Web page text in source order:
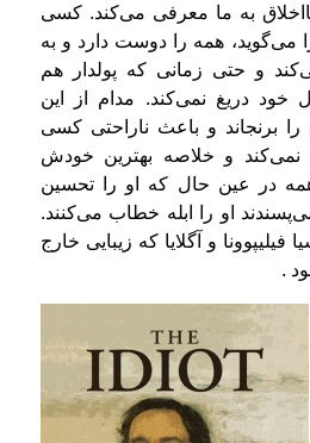
به ما معرفی می‌کند. کسی
همه را دوست دارد و به
و حتی زمانی که پولدار هم
دریغ نمی‌کند. مدام از این
برنجاند و باعث ناراحتی کسی
و خلاصه بهترین خودش
در عین حال که او را تحسین
او را ابله خطاب می‌کنند.
فیلیپوونا و آگلایا که زیبایی خارج
.